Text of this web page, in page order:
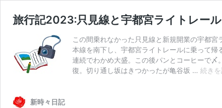
旅行記2023:只見線と宇都宮ライトレー
この間乗れなかった只見線と新規開業の宇都
本線を南下し、宇都宮ライトレールに乗って
連続でわかめ大盛。この後パンとコーヒーで
復。切り通し坂はきつかったが亀谷坂 … 続き
新時々日記